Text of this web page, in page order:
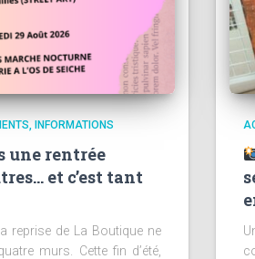
INFORMATIONS
une rentrée
et c’est tant
reprise de La Boutique ne
murs. Cette fin d’été,